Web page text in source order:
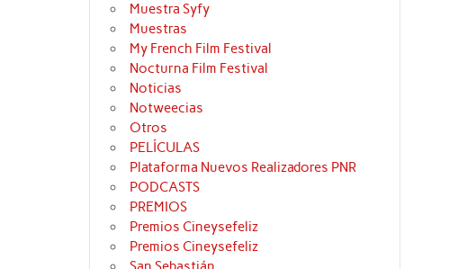
Muestra Syfy
Muestras
My French Film Festival
Nocturna Film Festival
Noticias
Notweecias
Otros
PELÍCULAS
Plataforma Nuevos Realizadores PNR
PODCASTS
PREMIOS
Premios Cineysefeliz
Premios Cineysefeliz